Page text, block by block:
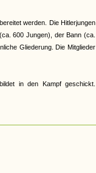
werden. Die Hitlerjungen
600 Jungen), der Bann (ca.
Gliederung. Die Mitglieder
in den Kampf geschickt.